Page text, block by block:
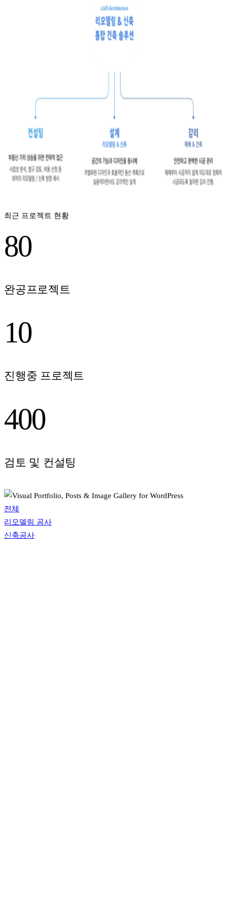
최근 프로젝트 현황
80
완공프로젝트
10
진행중 프로젝트
400
검토 및 컨설팅
전체
리모델링 공사
신축공사